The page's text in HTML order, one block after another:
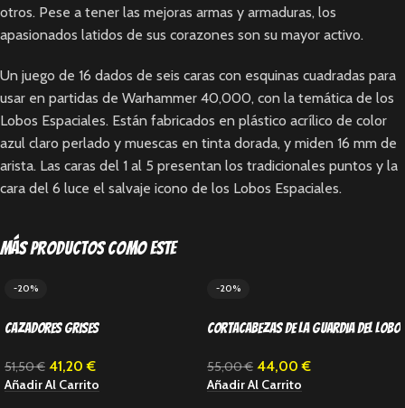
otros. Pese a tener las mejoras armas y armaduras, los
apasionados latidos de sus corazones son su mayor activo.
Un juego de 16 dados de seis caras con esquinas cuadradas para
usar en partidas de Warhammer 40,000, con la temática de los
Lobos Espaciales. Están fabricados en plástico acrílico de color
azul claro perlado y muescas en tinta dorada, y miden 16 mm de
arista. Las caras del 1 al 5 presentan los tradicionales puntos y la
cara del 6 luce el salvaje icono de los Lobos Espaciales.
Más productos como este
-20%
Cazadores Grises
51,50€ 41,20€
Añadir Al Carrito
-20%
Cortacabezas de la Guardia del Lobo
55,00€ 44,00€
Añadir Al Carrito